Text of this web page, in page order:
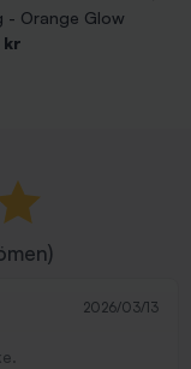
- Orange Glow
kr
2026/03/13